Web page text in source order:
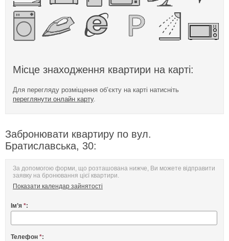
Місце знаходження квартири на карті:
Для перегляду розміщення об’єкту на карті натисніть
переглянути онлайн карту.
Забронювати квартиру по вул.
Братиславська, 30:
За допомогою форми, що розташована нижче, Ви можете відправити
заявку на бронювання цієї квартири.
Показати календар зайнятості
Ім’я *:
Телефон *: